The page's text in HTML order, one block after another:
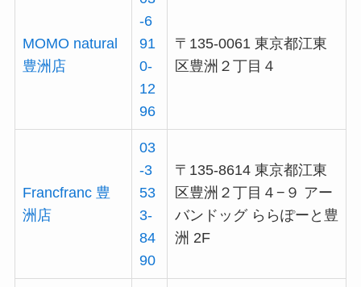
MOMO natural
豊洲店
-6
91
0-
12
96
〒135-0061 東京都江東
区豊洲２丁目４
Francfranc 豊
洲店
03
-3
53
3-
84
90
〒135-8614 東京都江東
区豊洲２丁目４−９ アー
バンドッグ ららぽーと豊
洲 2F